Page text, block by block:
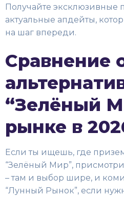
Получайте эксклюзивные
актуальные апдейты,
на шаг впереди.
Сравнение
“Зелёный
рынке в
Если ты ищешь, где
“Зелёный Мир”,
– там и выбор шире, и
“Лунный Рынок”, если